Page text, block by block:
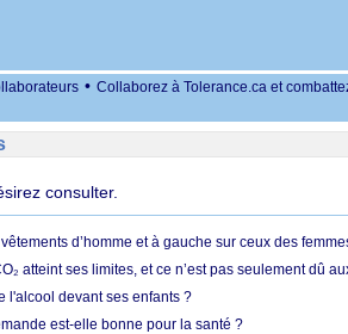
• Collaborez à Tolerance.ca et
consulter.
d’homme et à gauche sur ceux des
atteint ses limites, et ce n’est pas seulement dû
l'alcool devant ses enfants ?
est-elle bonne pour la santé ?